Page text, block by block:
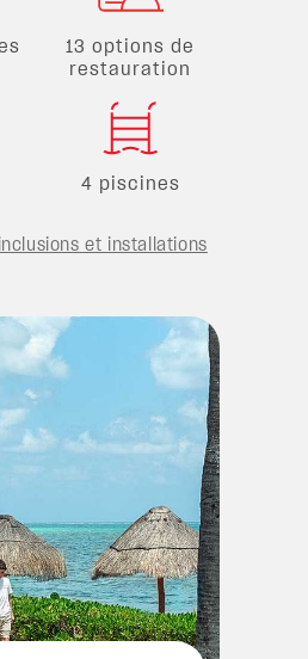
13 options de
restauration
4 piscines
et installations